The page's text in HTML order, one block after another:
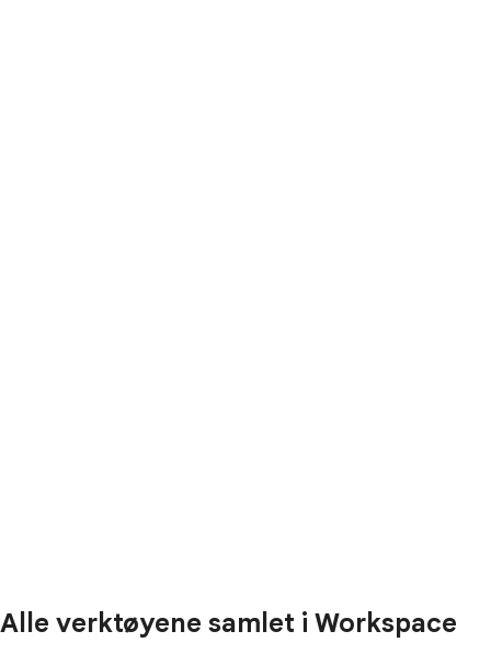
Alle verktøyene samlet i Workspace